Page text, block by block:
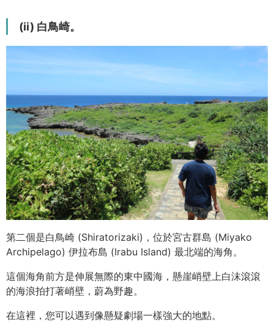
(ii) 白鳥崎。
第二個是白鳥崎 (Shiratorizaki)，位於宮古群島 (Miyako
Archipelago) 伊拉布島 (Irabu Island) 最北端的海角。
這個海角前方是伸展無際的東中國海，懸崖峭壁上白沫滾滾
的海浪拍打著峭壁，蔚為野趣。
在這裡，您可以遇到像懸疑劇場一樣強大的地點。